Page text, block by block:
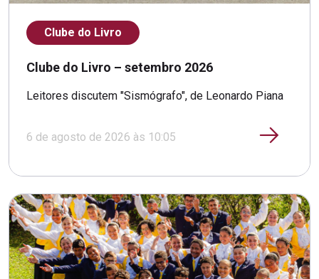
Clube do Livro
Clube do Livro – setembro 2026
Leitores discutem "Sismógrafo", de Leonardo Piana
6 de agosto de 2026 às 10:05